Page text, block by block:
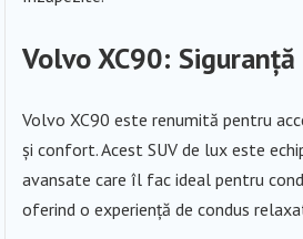
Volvo XC90:
Volvo XC90 este renumită pentru
și confort. Acest SUV de lux este
avansate care îl fac ideal pentru
oferind o experiență de condus